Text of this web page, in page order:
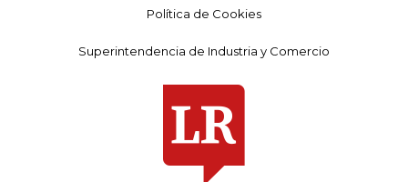
Política de Cookies
Superintendencia de Industria y Comercio